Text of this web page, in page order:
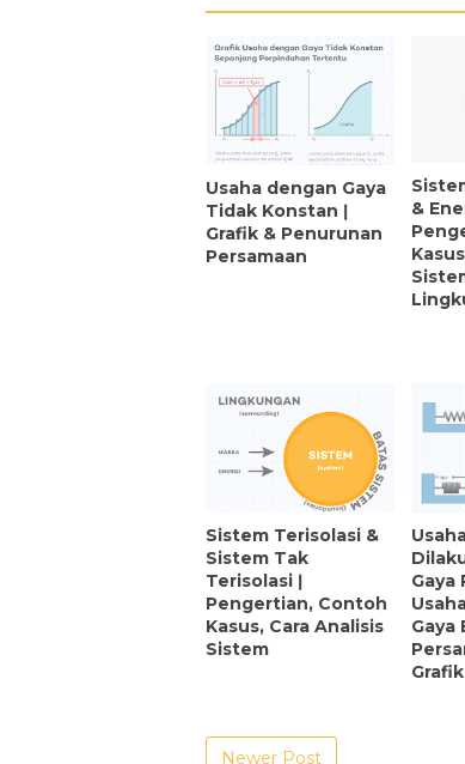
Usaha dengan Gaya
Tidak Konstan ǀ
Grafik & Penurunan
Persamaan
&
Sistem Terisolasi &
Sistem Tak
Terisolasi ǀ
Pengertian, Contoh
Kasus, Cara Analisis
Sistem
Gaya
Gaya
Grafik
Newer Post